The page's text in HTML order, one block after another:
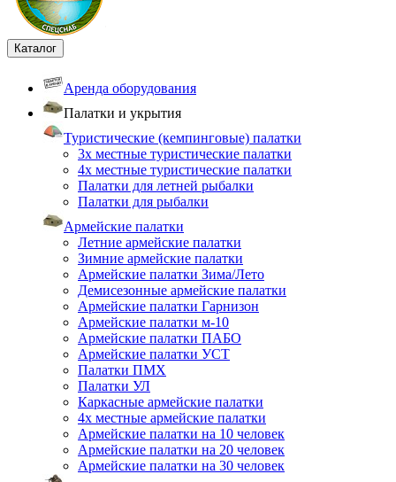
Каталог
Аренда оборудования
Палатки и укрытия
Туристические (кемпинговые) палатки
3х местные туристические палатки
4х местные туристические палатки
Палатки для летней рыбалки
Палатки для рыбалки
Армейские палатки
Летние армейские палатки
Зимние армейские палатки
Армейские палатки Зима/Лето
Демисезонные армейские палатки
Армейские палатки Гарнизон
Армейские палатки м-10
Армейские палатки ПАБО
Армейские палатки УСТ
Палатки ПМХ
Палатки УЛ
Каркасные армейские палатки
4х местные армейские палатки
Армейские палатки на 10 человек
Армейские палатки на 20 человек
Армейские палатки на 30 человек